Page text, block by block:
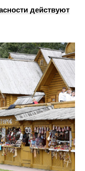
действуют